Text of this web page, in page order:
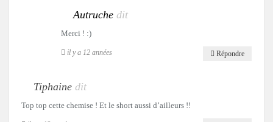
Autruche dit
Merci ! :)
il y a 12 années Répondre
Tiphaine dit
Top top cette chemise ! Et le short aussi d’ailleurs !!